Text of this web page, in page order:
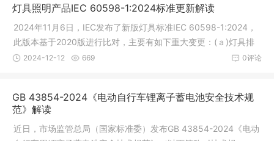
灯具照明产品IEC 60598-1:2024标准更新解读
2024年11月6日，IEC发布了新版灯具标准IEC 60598-1:2024，
此版本基于2020版进行比对，主要有如下重大变更：(ａ)灯具排
版结构明显修改，标记章节将对应符号直接放在对应条款下方，
0评论
2024-12-12 669
GB 43854-2024《电动自行车锂离子蓄电池安全技术规
范》解读
近日，市场监管总局（国家标准委）发布GB 43854-2024《电动